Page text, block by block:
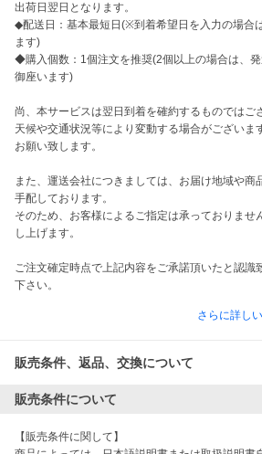
出荷日翌日となります。
◆配送日：基本最短日(※到着希望日を入力の場合
ます)
◆購入個数：1個注文を推奨(2個以上の場合は、
御座います)
尚、本サービスは翌日到着を確約するものではご
天候や交通状況等により変動する場合がございま
お願い致します。
また、運送会社につきましては、お届け地域や商
手配しております。
そのため、お客様によるご指定は承っておりませ
し上げます。
ご注文確定時点で上記内容をご承諾頂いたと認識
下さい。
さらに詳し
販売条件、返品、交換について
販売条件について
【販売条件に関して】